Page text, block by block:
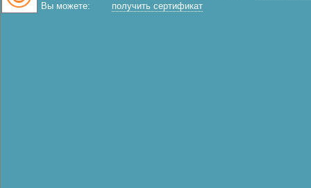
Вы можете:
получить сертификат